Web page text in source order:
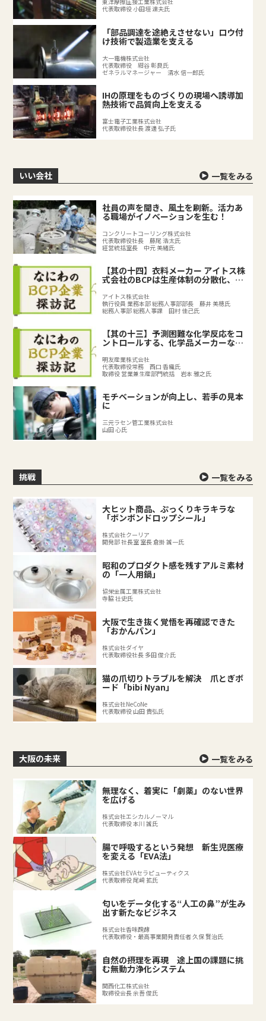
代表取締役 小田垣 達夫氏
「部品調達を途絶えさせない」ロウ付
け技術で製造業を支える
大一電機株式会社
代表取締役 紺谷 彰良氏
ゼネラルマネージャー 清水 信一郎氏
IHの原理をものづくりの現場へ誘導加
熱技術で品質向上を支える
富士電子工業株式会社
代表取締役社長 渡邊 弘子氏
いい会社 一覧をみる
社員の声を聞き、風土を刷新。活力あ
る職場がイノベーションを生む！
コンクリートコーリング株式会社
代表取締役社長 藤尾 浩太氏
経営統括室長 中元 美緒氏
【其の十四】衣料メーカー アイトス株
式会社のBCPは生産体制の分散化、
BCPの取り組みで既存のリスク対策を
強化
アイトス株式会社
執行役員 業務本部 総務人事部部長 藤井 美穂氏
総務人事部 総務人事課 田村 佳己氏
【其の十三】予測困難な化学反応をコ
ントロールする、化学品メーカーなら
ではのリスクとは？
明友産業株式会社
代表取締役常務 西口 香織氏
取締役 営業兼生産部門統括 岩本 雅之氏
モチベーションが向上し、若手の見本
に
三元ラセン管工業株式会社
山田 心氏
挑戦 一覧をみる
大ヒット商品、ぷっくりキラキラな
「ボンボンドロップシール」
株式会社クーリア
開発部 社長室 室長 倉掛 誠一氏
昭和のプロダクト感を残すアルミ素材
の「一人用鍋」
協栄金属工業株式会社
寺脇 壮史氏
大阪で生き抜く覚悟を再確認できた
「おかんパン」
株式会社ダイヤ
代表取締役社長 多田 俊介氏
猫の爪切りトラブルを解決 爪とぎボ
ード「bibi Nyan」
株式会社NeCoNe
代表取締役 山田 貴弘氏
大阪の未来 一覧をみる
無理なく、着実に「劇薬」のない世界
を広げる
株式会社エシカルノーマル
代表取締役 本川 誠氏
腸で呼吸するという発想 新生児医療
を変える「EVA法」
株式会社EVAセラピューティクス
代表取締役 尾﨑 拡氏
匂いをデータ化する“人工の鼻”が生み
出す新たなビジネス
株式会社香味醗酵
代表取締役・最高事業開発責任者 久保 賢治氏
自然の摂理を再現 途上国の課題に挑
む無動力浄化システム
関西化工株式会社
取締役会長 余吾 俊氏